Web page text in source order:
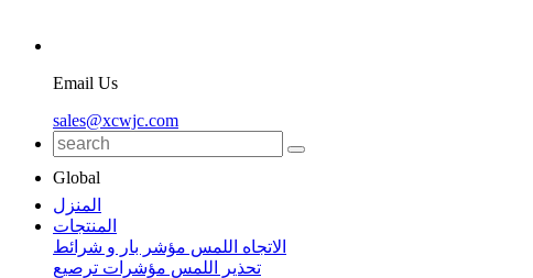
Email Us
sales@xcwjc.com
Global
المنزل
المنتجات
الاتجاه اللمس مؤشر بار و شرائط
تحذير اللمس مؤشرات ترصيع